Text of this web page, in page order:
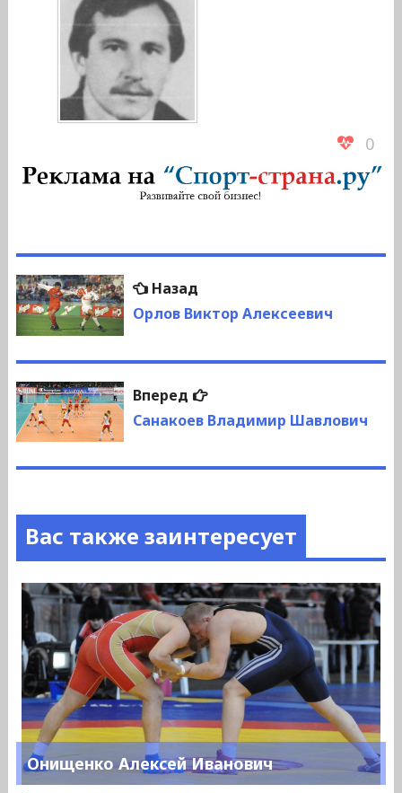
0
Навигация
по
записям
НазадПредыдущая
запись:
Орлов Виктор Алексеевич
Вперед
Следующая
запись:
Санакоев Владимир Шавлович
Вас также заинтересует
Онищенко Алексей Иванович